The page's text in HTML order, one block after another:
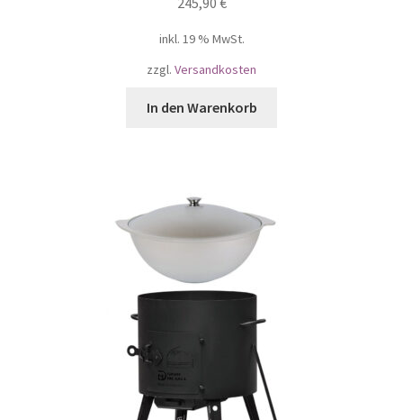
inkl. 19 % MwSt.
zzgl. Versandkosten
In den Warenkorb